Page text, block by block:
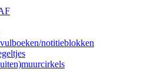
notitieblokken